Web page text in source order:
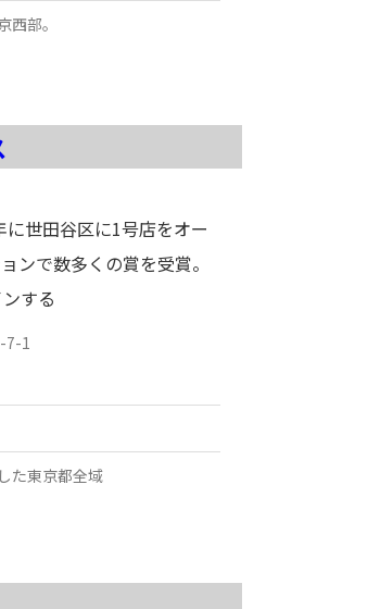
部。
世田谷区に1号店をオー
ンで数多くの賞を受賞。
する
7-1
た東京都全域